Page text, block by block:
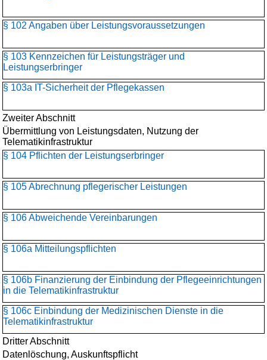
§ 102 Angaben über Leistungsvoraussetzungen
§ 103 Kennzeichen für Leistungsträger und
Leistungserbringer
§ 103a IT-Sicherheit der Pflegekassen
Zweiter Abschnitt
Übermittlung von Leistungsdaten, Nutzung der
Telematikinfrastruktur
§ 104 Pflichten der Leistungserbringer
§ 105 Abrechnung pflegerischer Leistungen
§ 106 Abweichende Vereinbarungen
§ 106a Mitteilungspflichten
§ 106b Finanzierung der Einbindung der Pflegeeinrichtungen
in die Telematikinfrastruktur
§ 106c Einbindung der Medizinischen Dienste in die
Telematikinfrastruktur
Dritter Abschnitt
Datenlöschung, Auskunftspflicht